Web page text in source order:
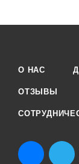
О НАС
ОТЗЫВЫ